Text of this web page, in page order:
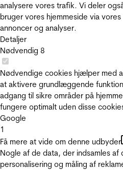
analysere vores trafik. Vi deler
bruger vores hjemmeside via
annoncer og analyser.
Detaljer
Nødvendig 8
Nødvendige cookies hjælper med
at aktivere grundlæggende
adgang til sikre områder på
fungere optimalt uden disse
Google
1
Få mere at vide om denne udbyder
Nogle af de data, der indsamles
personalisering og måling af